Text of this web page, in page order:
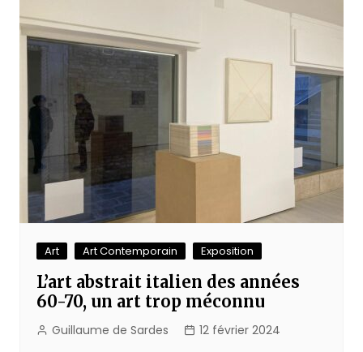
Art Art Contemporain Exposition
L’art abstrait italien des années
60-70, un art trop méconnu
Guillaume de Sardes 12 février 2024